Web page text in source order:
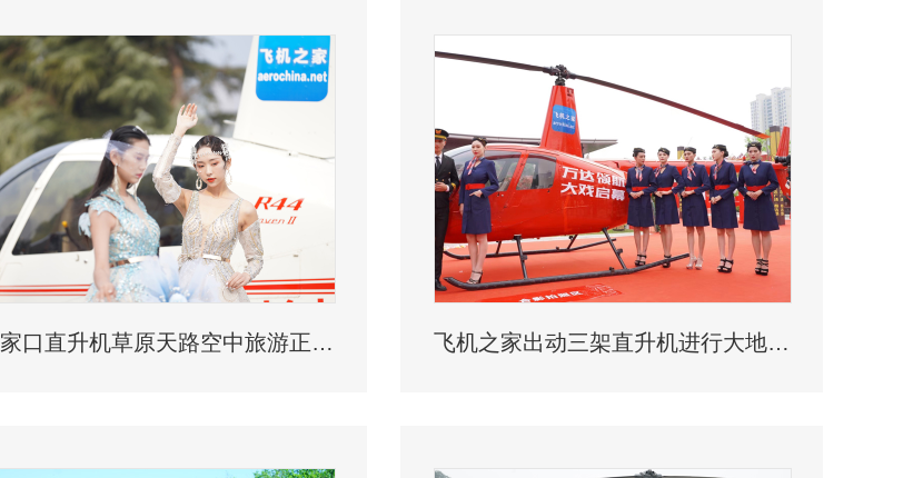
张家口直升机草原天路空中旅游正式开启 飞机之家出动三架直升机进行大地区农喷作业